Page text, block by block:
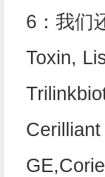
6 ：我
Toxin,